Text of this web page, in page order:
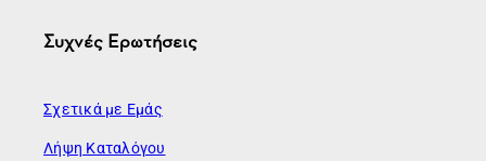
Συχνές Ερωτήσεις
Σχετικά με Εμάς
Λήψη Καταλόγου